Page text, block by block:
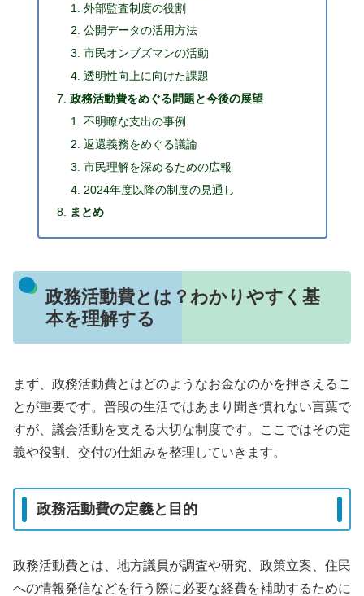
外部監査制度の役割
公開データの活用方法
市民オンブズマンの活動
透明性向上に向けた課題
政務活動費をめぐる問題と今後の展望
不明瞭な支出の事例
返還義務をめぐる議論
市民理解を深めるための広報
2024年度以降の制度の見通し
まとめ
政務活動費とは？わかりやすく基
本を理解する
まず、政務活動費とはどのようなお金なのかを押さえるこ
とが重要です。普段の生活ではあまり聞き慣れない言葉で
すが、議会活動を支える大切な制度です。ここではその定
義や役割、交付の仕組みを整理していきます。
政務活動費の定義と目的
政務活動費とは、地方議員が調査や研究、政策立案、住民
への情報発信などを行う際に必要な経費を補助するために